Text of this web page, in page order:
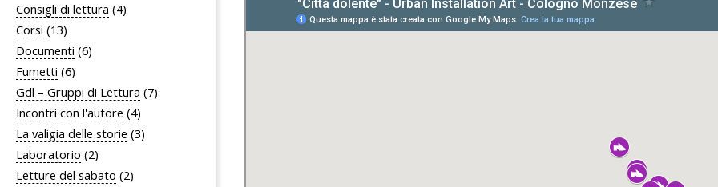
Consigli di lettura (4)
Corsi (13)
Documenti (6)
Fumetti (6)
Gdl – Gruppi di Lettura (7)
Incontri con l'autore (4)
La valigia delle storie (3)
Laboratorio (2)
Letture del sabato (2)